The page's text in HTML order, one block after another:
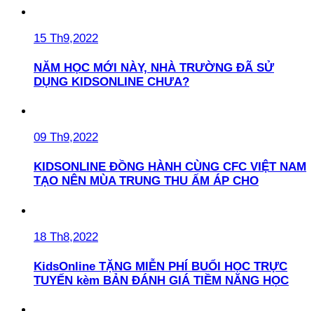
15 Th9,2022
NĂM HỌC MỚI NÀY, NHÀ TRƯỜNG ĐÃ SỬ
DỤNG KIDSONLINE CHƯA?
09 Th9,2022
KIDSONLINE ĐỒNG HÀNH CÙNG CFC VIỆT NAM
TẠO NÊN MÙA TRUNG THU ẤM ÁP CHO
18 Th8,2022
KidsOnline TẶNG MIỄN PHÍ BUỔI HỌC TRỰC
TUYẾN kèm BẢN ĐÁNH GIÁ TIỀM NĂNG HỌC